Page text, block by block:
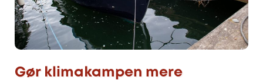
Gør klimakampen mere